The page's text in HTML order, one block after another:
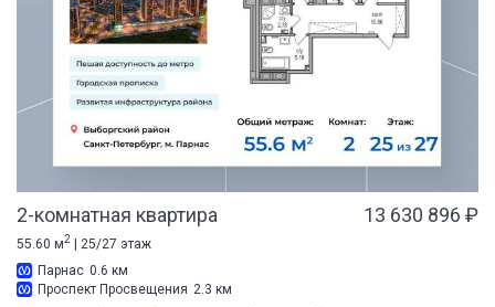
2-комнатная квартира 13 630 896 ₽
55.60 м2
| 25/27 этаж
Парнас 0.6 км
Проспект Просвещения 2.3 км